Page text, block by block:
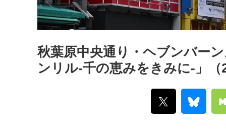
秋葉原中央通り・ヘブンバー
ンリル-千の恵みをきみに-」（